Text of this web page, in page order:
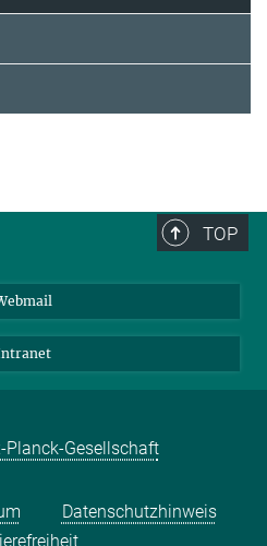
TOP
Planck-Gesellschaft
Datenschutzhinweis